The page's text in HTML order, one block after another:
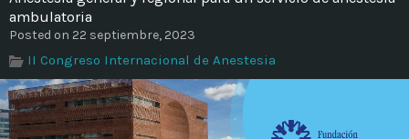
ambulatoria
Posted on 22 septiembre, 2023
II Congreso Internacional de Anestesia